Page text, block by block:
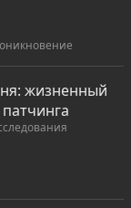
жизненный